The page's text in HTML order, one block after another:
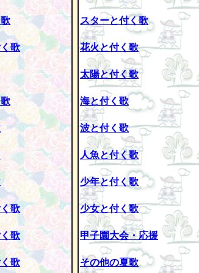
歌
歌
歌
歌
スターと付く歌
花火と付く歌
太陽と付く歌
海と付く歌
波と付く歌
人魚と付く歌
少年と付く歌
少女と付く歌
甲子園大会・応援
その他の夏歌